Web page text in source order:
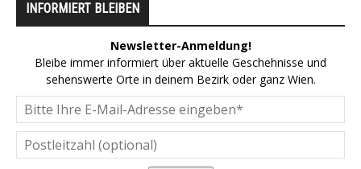
INFORMIERT BLEIBEN
Newsletter-Anmeldung!
Bleibe immer informiert über aktuelle Geschehnisse und
sehenswerte Orte in deinem Bezirk oder ganz Wien.